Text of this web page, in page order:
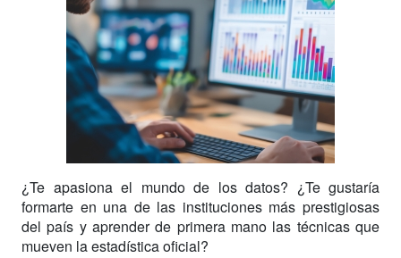
¿Te apasiona el mundo de los datos? ¿Te gustaría
formarte en una de las instituciones más prestigiosas
del país y aprender de primera mano las técnicas que
mueven la estadística oficial?